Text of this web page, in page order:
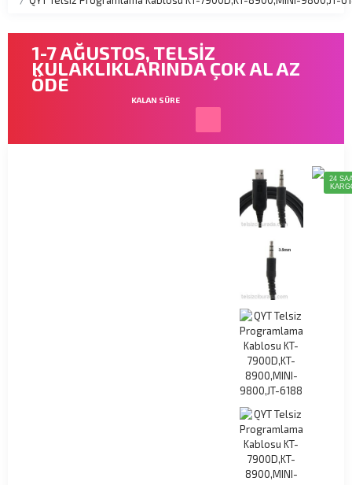
1-7 AĞUSTOS, TELSİZ
KULAKLIKLARINDA ÇOK AL AZ
ÖDE
KALAN SÜRE
24